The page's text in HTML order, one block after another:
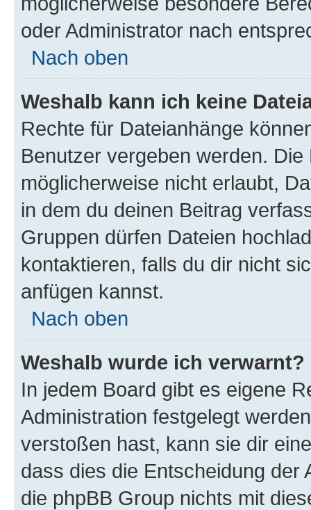
oder Administrator nach
Nach oben
Weshalb kann ich keine
Rechte für Dateianhänge
Benutzer vergeben werden.
möglicherweise nicht erlaubt,
in dem du deinen Beitrag
Gruppen dürfen Dateien
kontaktieren, falls du dir nicht
anfügen kannst.
Nach oben
Weshalb wurde ich verwarnt?
In jedem Board gibt es eigene
Administration festgelegt
verstoßen hast, kann sie dir
dass dies die Entscheidung der
die phpBB Group nichts mit